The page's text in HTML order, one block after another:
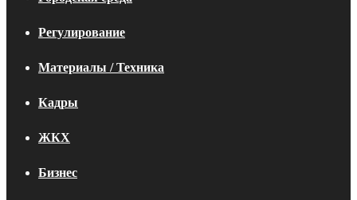
Регулирование
Материалы / Техника
Кадры
ЖКХ
Бизнес